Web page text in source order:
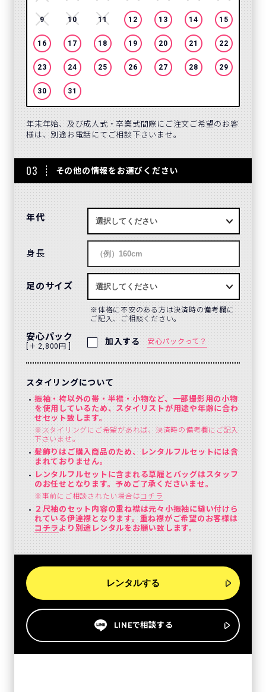
9 10 11 12 13 14 15
16 17 18 19 20 21 22
23 24 25 26 27 28 29
30 31
13
20
27
年末年始、及び成人式・卒業式間際にご注文ご希望のお客
様は、別途お電話にてご相談下さいませ。
03 その他の情報をお選びください
年代
身長
足のサイズ
体格に不安のある方は決済時の備考欄に
ご記入、ご相談ください。
安心パック
[＋ 2,800円 ] 加入する 安心パックって？
スタイリングについて
振袖・袴以外の帯・半襟・小物など、一部撮影用の小物
を使用しているため、スタイリストが用途や年齢に合わ
せセット致します。
※スタイリングにご希望があれば、決済時の備考欄にご記入
下さいませ。
髪飾りはご購入商品のため、レンタルフルセットには含
まれておりません。
レンタルフルセットに含まれる草履とバッグはスタッフ
のお任せとなります。予めご了承くださいませ。
※事前にご相談されたい場合はコチラ
２尺袖のセット内容の重ね襟は元々小振袖に縫い付けら
れている伊達襟となります。重ね襟がご希望のお客様は
コチラ より別途レンタルをお願い致します。
レンタルする
LINEで相談する